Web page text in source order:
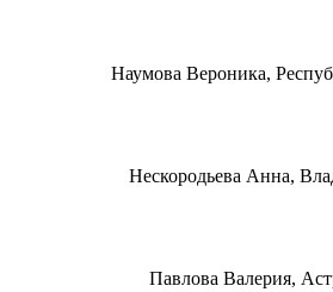
Наумова Вероника,
Нескородьева Анна,
Павлова Валерия,